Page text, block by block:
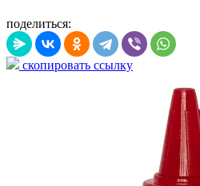
поделиться:
скопировать ссылку